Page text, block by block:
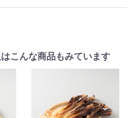
こんな商品もみています